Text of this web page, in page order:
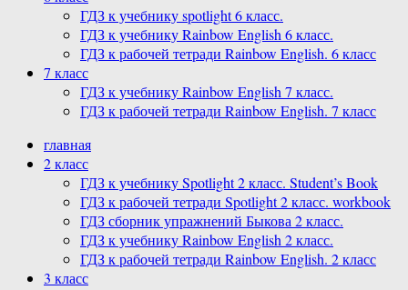
ГДЗ к учебнику spotlight 6 класс.
ГДЗ к учебнику Rainbow English 6 класс.
ГДЗ к рабочей тетради Rainbow English. 6 класс
7 класс
ГДЗ к учебнику Rainbow English 7 класс.
ГДЗ к рабочей тетради Rainbow English. 7 класс
главная
2 класс
ГДЗ к учебнику Spotlight 2 класс. Student’s Book
ГДЗ к рабочей тетради Spotlight 2 класс. workbook
ГДЗ сборник упражнений Быкова 2 класс.
ГДЗ к учебнику Rainbow English 2 класс.
ГДЗ к рабочей тетради Rainbow English. 2 класс
3 класс